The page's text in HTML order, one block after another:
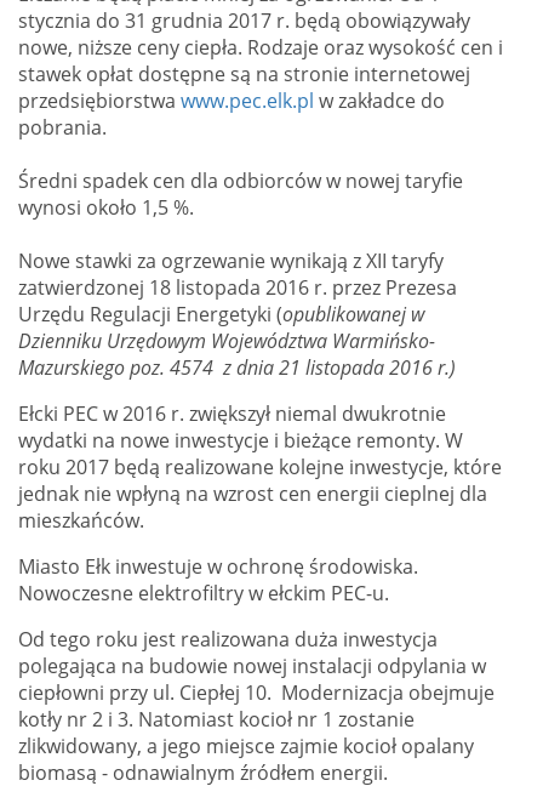
stycznia do 31 grudnia 2017 r. będą obowiązywały
nowe, niższe ceny ciepła. Rodzaje oraz wysokość cen i
stawek opłat dostępne są na stronie internetowej
przedsiębiorstwa www.pec.elk.pl w zakładce do
pobrania.
Średni spadek cen dla odbiorców w nowej taryfie
wynosi około 1,5 %.
Nowe stawki za ogrzewanie wynikają z XII taryfy
zatwierdzonej 18 listopada 2016 r. przez Prezesa
Urzędu Regulacji Energetyki (opublikowanej w
Dzienniku Urzędowym Województwa Warmińsko-
Mazurskiego poz. 4574 z dnia 21 listopada 2016 r.)
Ełcki PEC w 2016 r. zwiększył niemal dwukrotnie
wydatki na nowe inwestycje i bieżące remonty. W
roku 2017 będą realizowane kolejne inwestycje, które
jednak nie wpłyną na wzrost cen energii cieplnej dla
mieszkańców.
Miasto Ełk inwestuje w ochronę środowiska.
Nowoczesne elektrofiltry w ełckim PEC-u.
Od tego roku jest realizowana duża inwestycja
polegająca na budowie nowej instalacji odpylania w
ciepłowni przy ul. Ciepłej 10. Modernizacja obejmuje
kotły nr 2 i 3. Natomiast kocioł nr 1 zostanie
zlikwidowany, a jego miejsce zajmie kocioł opalany
biomasą - odnawialnym źródłem energii.